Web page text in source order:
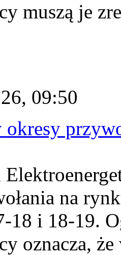
muszą je
09:50
okresy
na
18 i 18-19.
oznacza,